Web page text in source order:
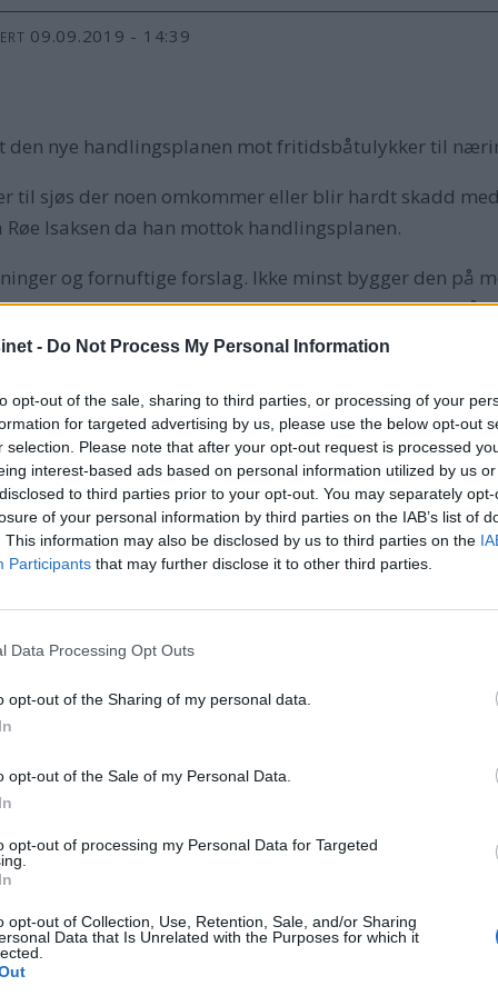
- Do Not Process My Personal Information
opt-out of the sale, sharing to third parties, or processing of your
for targeted advertising by us, please use the below opt-out
selection. Please note that after your opt-out request is processed
interest-based ads based on personal information utilized by us
to third parties prior to your opt-out. You may separately
of your personal information by third parties on the IAB’s list of
This information may also be disclosed by us to third parties on the
Participants that may further disclose it to other third parties.
Data Processing Opt Outs
opt-out of the Sharing of my personal data.
opt-out of the Sale of my Personal Data.
opt-out of processing my Personal Data for Targeted
opt-out of Collection, Use, Retention, Sale, and/or Sharing
Data that Is Unrelated with the Purposes for which it
09.09.2019 - 14:39
den nye handlingsplanen mot fritidsbåtulykker til
til sjøs der noen omkommer eller blir hardt skadd
Isaksen da han mottok handlingsplanen.
og fornuftige forslag. Ikke minst bygger den på
(STH) for første gang gjennom samtlige
at nedkjøling spiller en sentral rolle når det gjelder
om bord. Og om man først skulle ramle over bord, er
faller i vannet fra åpne småbåter eller kajakker
at det er avgjørende for sikkerheten med gode
promillegrensen for båtførere til 0,2 promille. I
omkom i Sverige. Handlingsplanen har en
på sjøen er ikke godt dokumentert, men i
med i bildet i hele 38 prosent av dødsfallene fra
om natten.
har det vært noen stygge dødsulykker på sjøen
promille da hun krasjet med vannskuter i fjor
ulykker.
vurderingsevne, dømmekraft og motorikk. Når